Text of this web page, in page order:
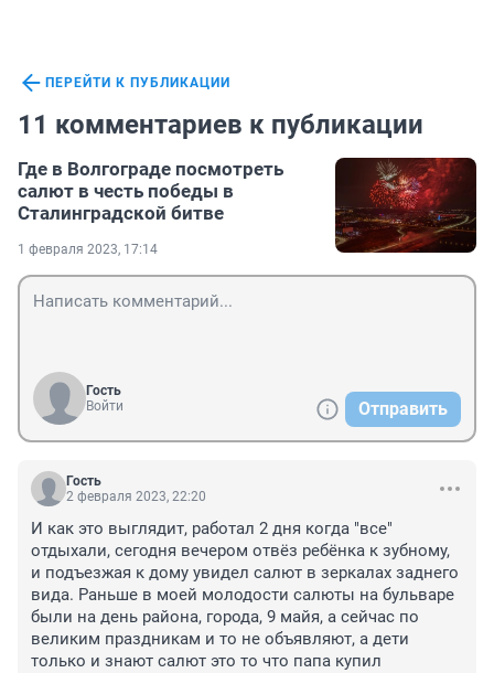
ПЕРЕЙТИ К ПУБЛИКАЦИИ
11 комментариев к публикации
Где в Волгограде посмотреть
салют в честь победы в
Сталинградской битве
1 февраля 2023, 17:14
Гость
Войти
Отправить
Гость
2 февраля 2023, 22:20
И как это выглядит, работал 2 дня когда "все"
отдыхали, сегодня вечером отвёз ребёнка к зубному,
и подъезжая к дому увидел салют в зеркалах заднего
вида. Раньше в моей молодости салюты на бульваре
были на день района, города, 9 майя, а сейчас по
великим праздникам и то не объявляют, а дети
только и знают салют это то что папа купил